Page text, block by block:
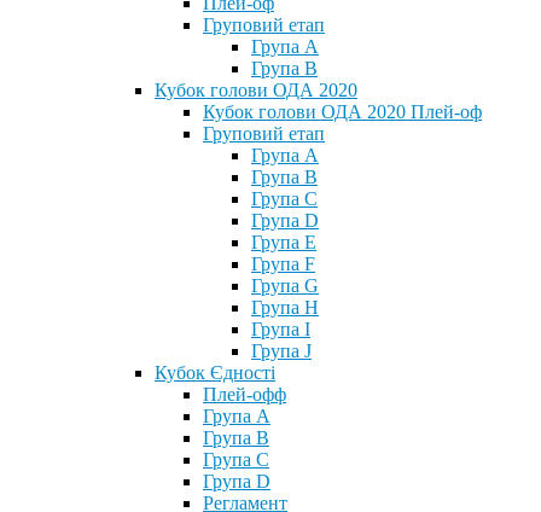
Груповий етап
Група А
Група В
Кубок голови ОДА 2020
Кубок голови ОДА 2020 Плей-оф
Груповий етап
Група A
Група B
Група C
Група D
Група E
Група F
Група G
Група H
Група I
Група J
Кубок Єдності
Плей-офф
Група А
Група В
Група С
Група D
Регламент